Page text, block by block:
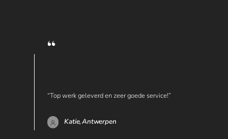
“Top werk geleverd en zeer goede service!”
Katie,Antwerpen